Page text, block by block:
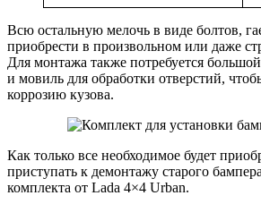
Всю остальную мелочь в виде болтов,
приобрести в произвольном или даже
Для монтажа также потребуется
и мовиль для обработки отверстий,
коррозию кузова.
Как только все необходимое будет
приступать к демонтажу старого
комплекта от Lada 4×4 Urban.